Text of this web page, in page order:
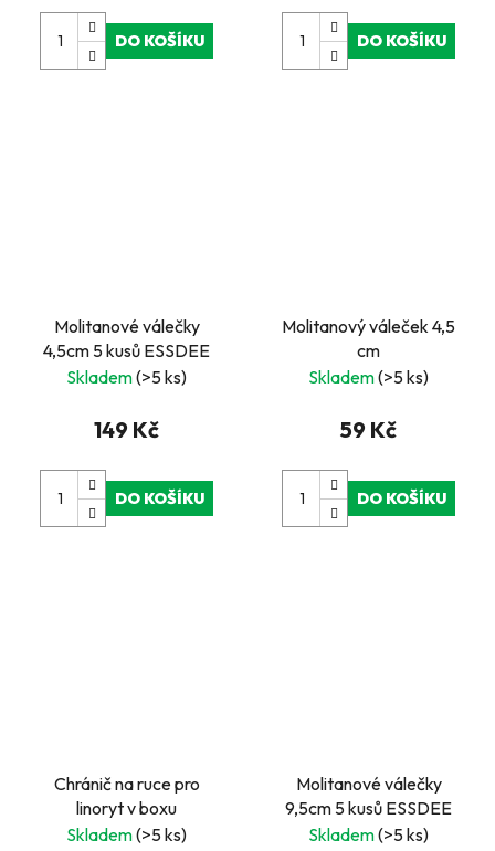
DO KOŠÍKU DO KOŠÍKU
Molitanové válečky
4,5cm 5 kusů ESSDEE
Skladem(>5 ks)
149 Kč
DO KOŠÍKU
Molitanový váleček 4,5
cm
Skladem(>5 ks)
59 Kč
DO KOŠÍKU
Chránič na ruce pro
linoryt v boxu
Skladem(>5 ks)
Molitanové válečky
9,5cm 5 kusů ESSDEE
Skladem(>5 ks)